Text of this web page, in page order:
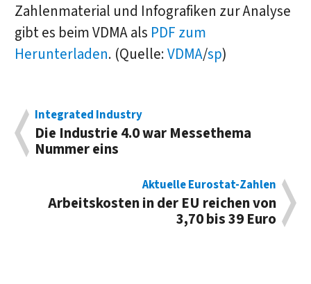
Zahlenmaterial und Infografiken zur Analyse
gibt es beim VDMA als PDF zum
Herunterladen. (Quelle:VDMA/sp)
Integrated Industry
Die Industrie 4.0 war Messethema
Nummer eins
Aktuelle Eurostat-Zahlen
Arbeitskosten in der EU reichen von
3,70 bis 39 Euro